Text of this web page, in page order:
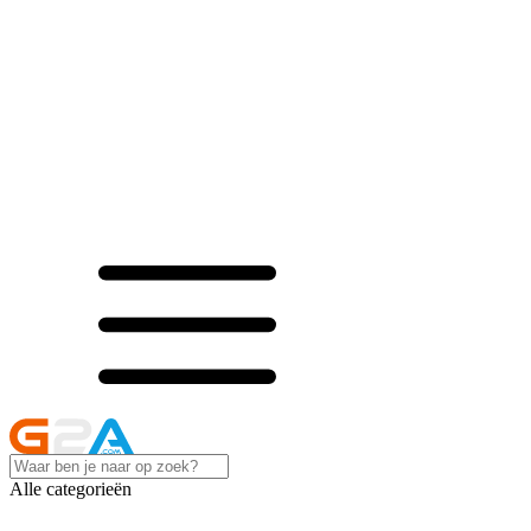
Alle categorieën